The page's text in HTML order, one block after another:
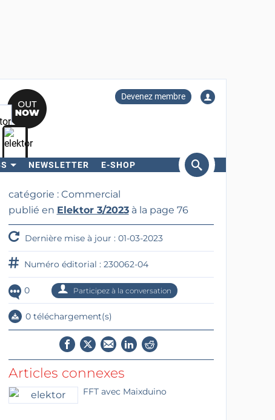
Devenez membre
NEWSLETTER E-SHOP
catégorie : Commercial
publié en Elektor 3/2023à la page 76
Dernière mise à jour : 01-03-2023
Numéro éditorial : 230062-04
0 Participez à la conversation
0 téléchargement(s)
Articles connexes
FFT avec Maixduino